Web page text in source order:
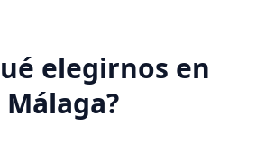
elegirnos en
Málaga?